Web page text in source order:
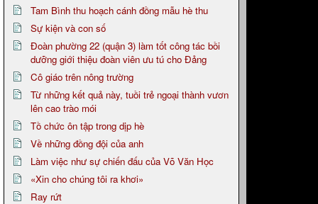
Tam Bình thu hoạch cánh đồng mẫu hè thu
Sự kiện và con số
Đoàn phường 22 (quận 3) làm tốt công tác bồi
dưỡng giới thiệu đoàn viên ưu tú cho Đảng
Cô giáo trên nông trường
Từ những kết quả này, tuồi trẻ ngoại thành vươn
lên cao trào mói
Tồ chức ôn tập trong dịp hè
Về những đồng đội của anh
Làm việc như sự chiến đấu của Võ Văn Học
«Xin cho chúng tôi ra khơi»
Ray rứt